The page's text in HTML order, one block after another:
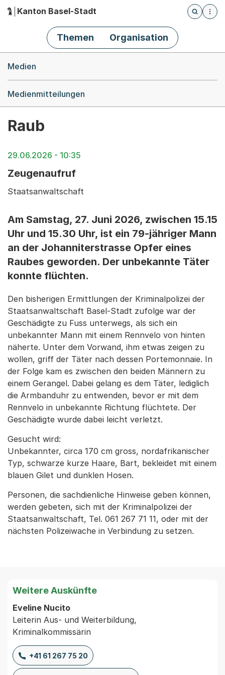
Hauptnavigation
Kanton Basel-Stadt
Öffnet
Themen Organisation
Medien
Medienmitteilungen
Raub
29.06.2026 - 10:35
Zeugenaufruf
Staatsanwaltschaft
Am Samstag, 27. Juni 2026, zwischen 15.15
Uhr und 15.30 Uhr, ist ein 79-jähriger Mann
an der Johanniterstrasse Opfer eines
Raubes geworden. Der unbekannte Täter
konnte flüchten.
Den bisherigen Ermittlungen der Kriminalpolizei der
Staatsanwaltschaft Basel-Stadt zufolge war der
Geschädigte zu Fuss unterwegs, als sich ein
unbekannter Mann mit einem Rennvelo von hinten
näherte. Unter dem Vorwand, ihm etwas zeigen zu
wollen, griff der Täter nach dessen Portemonnaie. In
der Folge kam es zwischen den beiden Männern zu
einem Gerangel. Dabei gelang es dem Täter, lediglich
die Armbanduhr zu entwenden, bevor er mit dem
Rennvelo in unbekannte Richtung flüchtete. Der
Geschädigte wurde dabei leicht verletzt.
Gesucht wird:
Unbekannter, circa 170 cm gross, nordafrikanischer
Typ, schwarze kurze Haare, Bart, bekleidet mit einem
blauen Gilet und dunklen Hosen.
Personen, die sachdienliche Hinweise geben können,
werden gebeten, sich mit der Kriminalpolizei der
Staatsanwaltschaft, Tel. 061 267 71 11, oder mit der
nächsten Polizeiwache in Verbindung zu setzen.
Weitere Auskünfte
Eveline Nucito
Leiterin Aus- und Weiterbildung,
Kriminalkommissärin
+41 61 267 75 20